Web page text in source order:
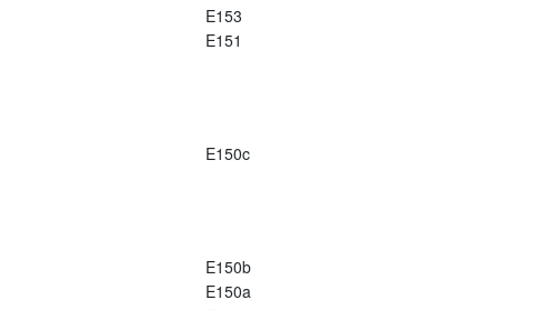
E153
E151
E150c
E150b
E150a